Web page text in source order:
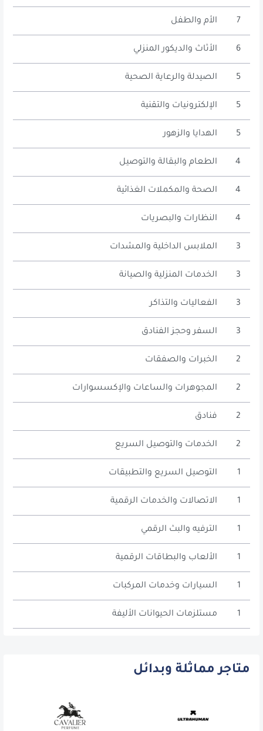
الأم والطفل
الأثاث والديكور المنزلي 6
الصيدلة والرعاية الصحية 5
الإلكترونيات والتقنية 5
الهدايا والزهور 5
الطعام والبقالة والتوصيل 4
الصحة والمكملات الغذائية 4
النظارات والبصريات 4
الملابس الداخلية والمشدات 3
الخدمات المنزلية والصيانة 3
الفعاليات والتذاكر 3
السفر وحجز الفنادق 3
الخبرات والصفقات 2
المجوهرات والساعات والإكسسوارات 2
فنادق 2
الخدمات والتوصيل السريع 2
التوصيل السريع والتطبيقات
الاتصالات والخدمات الرقمية
الترفيه والبث الرقمي
الألعاب والبطاقات الرقمية
السيارات وخدمات المركبات
مستلزمات الحيوانات الأليفة
متاجر مماثلة وبدائل